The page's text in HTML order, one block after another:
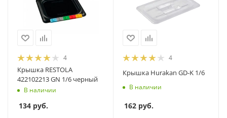
4
Крышка RESTOLA
422102213 GN 1/6 черный
В наличии
134 руб.
4
Крышка Hurakan GD-K 1/6
В наличии
162 руб.